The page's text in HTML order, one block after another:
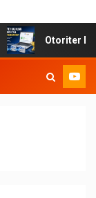
Otoriter